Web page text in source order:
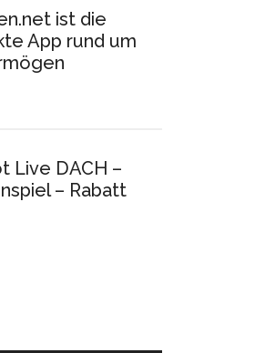
ist die
App rund um
Live DACH –
– Rabatt